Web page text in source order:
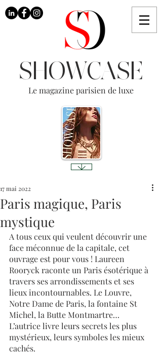
SHOWCASE
Le magazine parisien de luxe
Paris magique, Paris
mystique
17 mai 2022
A tous ceux qui veulent découvrir une
face méconnue de la capitale, cet
ouvrage est pour vous ! Laureen
Rooryck raconte un Paris ésotérique à
travers ses arrondissements et ses
lieux incontournables. Le Louvre,
Notre Dame de Paris, la fontaine St
Michel, la Butte Montmartre…
L’autrice livre leurs secrets les plus
mystérieux, leurs symboles les mieux
cachés.